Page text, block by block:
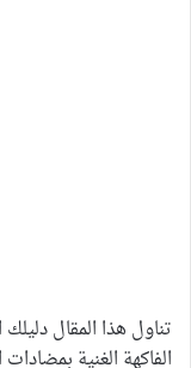
تناول هذا المقال
الفاكهة الغنية